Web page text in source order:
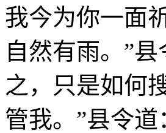
我今为你一面
自然有雨。”
之，只是如何
管我。”县令